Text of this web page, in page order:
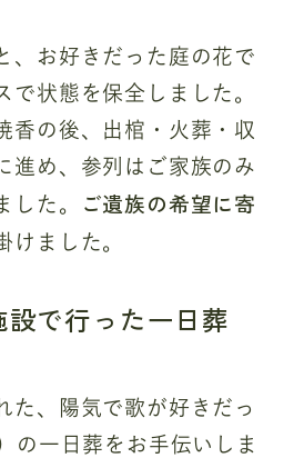
、お好きだった庭の花で
で状態を保全しました。
香の後、出棺・火葬・収
進め、参列はご家族のみ
した。
ご遺族の希望に寄
けました。
で行った一日葬
た、陽気で歌が好きだっ
の一日葬をお手伝いしま